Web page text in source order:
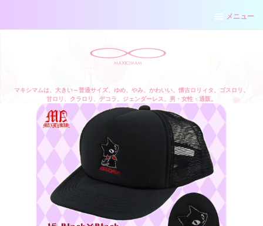
メニュー
マキシマムは、大きい～普通サイズ、ゆめ、やみ、かわいい、懐古ロリィタ、ゴスロリ、
甘ロリ、クラロリ、デコラ、ジェンダーレス、男・女性・通販。